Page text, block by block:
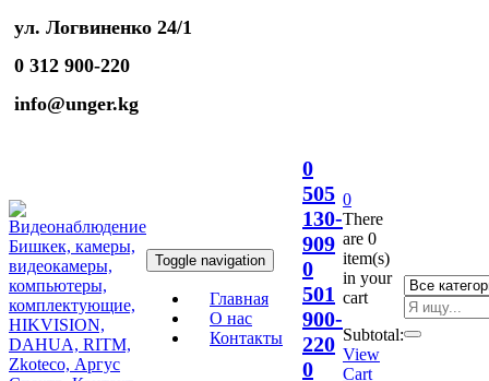
ул. Логвиненко 24/1
0 312 900-220
info@unger.kg
Toggle navigation
Главная
О нас
Контакты
0
505
130-
909
0
501
900-
220
0
0
There
are 0
item(s)
in your
cart
Subtotal:
View
Cart